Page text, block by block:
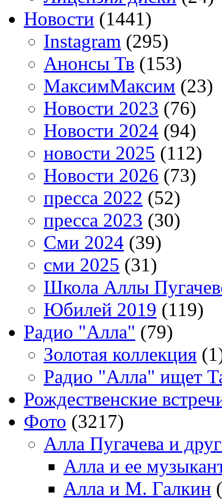
Новости (1441)
Instagram (295)
Анонсы Тв (153)
МаксимМаксим (23)
Новости 2023 (76)
Новости 2024 (94)
новости 2025 (112)
Новости 2026 (73)
пресса 2022 (52)
пресса 2023 (30)
Сми 2024 (39)
сми 2025 (31)
Школа Аллы
Юбилей 2019 (119)
Радио "Алла" (79)
Золотая коллекция
Радио "Алла" ищет
Рождественские
Фото (3217)
Алла Пугачева и
Алла и ее
Алла и М. Галкин